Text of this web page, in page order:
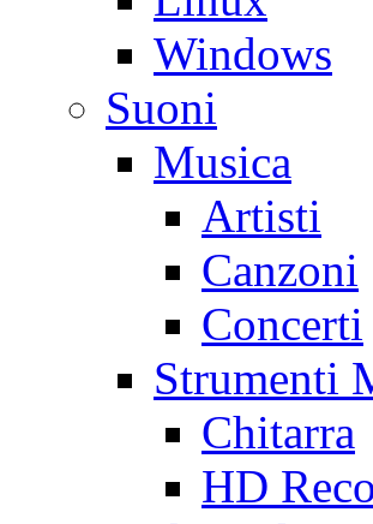
Windows
Suoni
Musica
Artisti
Canzoni
Concerti
Strumenti
Chitarra
HD